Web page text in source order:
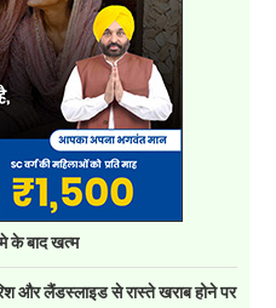
के बाद खत्म
और लैंडस्लाइड से रास्ते खराब होने पर